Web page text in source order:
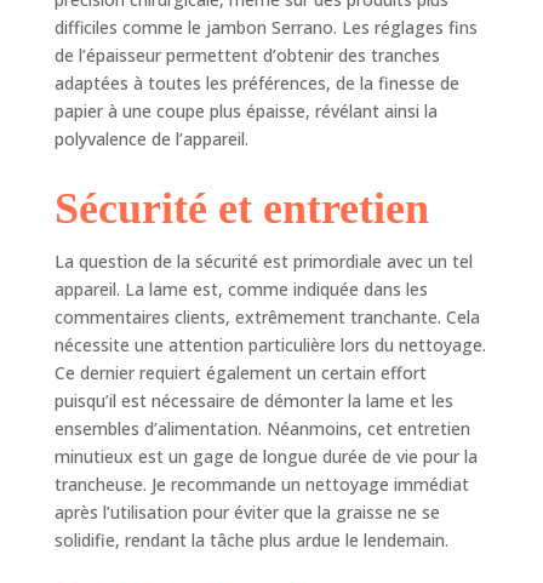
mm/0 à 0,47
pouce. Vous
pouvez facilement
personnaliser
l'épaisseur pour
préparation, parfait
pour préparer des
sandwichs, de la
charcuterie, des
plateaux de fruits
et bien plus encore.
Facile à nettoyer :
toutes les pièces
de la trancheuse à
viande électrique
en contact avec les
aliments sont
constituées de
matériaux de
difficiles comme le jambon Serrano. Les réglages fins
de l’épaisseur permettent d’obtenir des tranches
adaptées à toutes les préférences, de la finesse de
papier à une coupe plus épaisse, révélant ainsi la
polyvalence de l’appareil.
Sécurité et entretien
La question de la sécurité est primordiale avec un tel
appareil. La lame est, comme indiquée dans les
commentaires clients, extrêmement tranchante. Cela
nécessite une attention particulière lors du nettoyage.
Ce dernier requiert également un certain effort
puisqu’il est nécessaire de démonter la lame et les
ensembles d’alimentation. Néanmoins, cet entretien
minutieux est un gage de longue durée de vie pour la
trancheuse. Je recommande un nettoyage immédiat
après l’utilisation pour éviter que la graisse ne se
solidifie, rendant la tâche plus ardue le lendemain.